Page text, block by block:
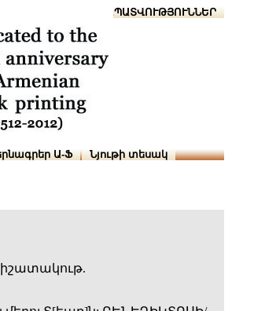
ՆԱԽԱՊԱՏՎՈՒԹՅՈՒՆՆԵՐ
Ա-Ֆ Նյութի տեսակ